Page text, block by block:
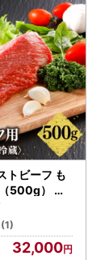
はできかねま
合、返礼品の
行われた場合
お問い合わせ
トビーフ も
500g） 冷
(1)
32,000